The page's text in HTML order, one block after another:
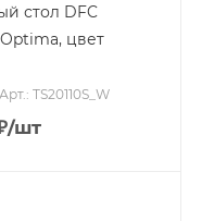
стол DFC
цвет
Арт.: TS20110S_W
/шт